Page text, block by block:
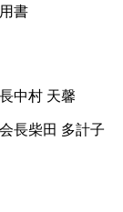
書
中村 天馨
長柴田 多計子